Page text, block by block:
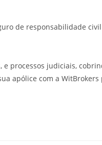
de responsabilidade
processos judiciais,
apólice com a